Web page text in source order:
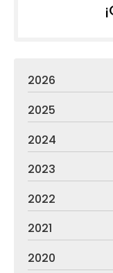
2026
2025
2024
2023
2022
2021
2020